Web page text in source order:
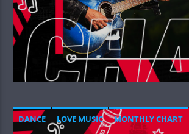
DANCE LOVE MUSIC
MONTHLY CHART